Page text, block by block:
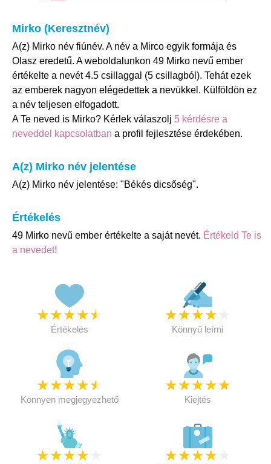
Mirko (Keresztnév)
A(z) Mirko név fiúnév. A név a Mirco egyik formája és
Olasz eredetű. A weboldalunkon 49 Mirko nevű ember
értékelte a nevét 4.5 csillaggal (5 csillagból). Tehát ezek
az emberek nagyon elégedettek a nevükkel. Külföldön ez
a név teljesen elfogadott.
A Te neved is Mirko? Kérlek válaszolj 5 kérdésre a
neveddel kapcsolatban a profil fejlesztése érdekében.
A(z) Mirko név jelentése
A(z) Mirko név jelentése: "Békés dicsőség".
Értékelés
49 Mirko nevű ember értékelte a saját nevét. Értékeld Te is
a nevedet!
★★★★★
Értékelés
★★★★
Könnyű leírni
★★★★★
Könnyen megjegyezhető
★★★★★
Kiejtés
★★★★ ★★★★